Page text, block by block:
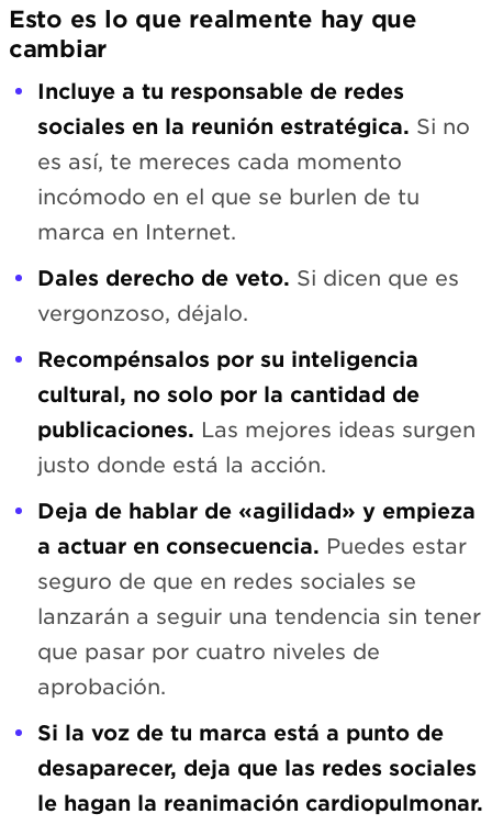
Esto es lo que realmente hay que
cambiar
Incluye a tu responsable de redes
sociales en la reunión estratégica. Si no
es así, te mereces cada momento
incómodo en el que se burlen de tu
marca en Internet.
Dales derecho de veto. Si dicen que es
vergonzoso, déjalo.
Recompénsalos por su inteligencia
cultural, no solo por la cantidad de
publicaciones. Las mejores ideas surgen
justo donde está la acción.
Deja de hablar de «agilidad» y empieza
a actuar en consecuencia. Puedes estar
seguro de que en redes sociales se
lanzarán a seguir una tendencia sin tener
que pasar por cuatro niveles de
aprobación.
Si la voz de tu marca está a punto de
desaparecer, deja que las redes sociales
le hagan la reanimación cardiopulmonar.